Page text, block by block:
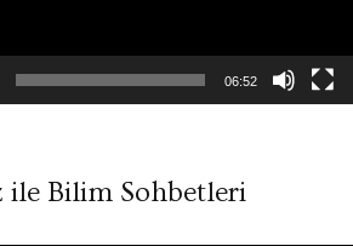
06:52
ile Bilim Sohbetleri